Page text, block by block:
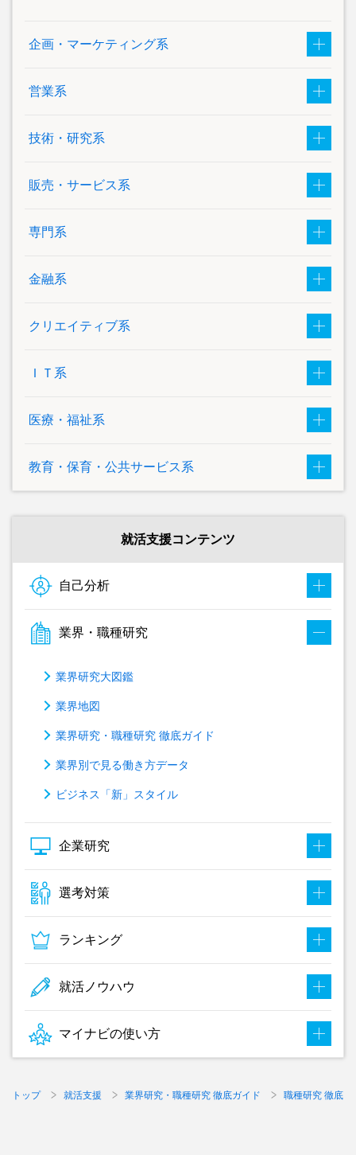
企画・マーケティング系
営業系
技術・研究系
販売・サービス系
専門系
金融系
クリエイティブ系
ＩＴ系
医療・福祉系
教育・保育・公共サービス系
就活支援コンテンツ
自己分析
業界・職種研究
業界研究大図鑑
業界地図
業界研究・職種研究 徹底ガイド
業界別で見る働き方データ
ビジネス「新」スタイル
企業研究
選考対策
ランキング
就活ノウハウ
マイナビの使い方
トップ 就活支援 業界研究・職種研究 徹底ガイド 職種研究 徹底ガ